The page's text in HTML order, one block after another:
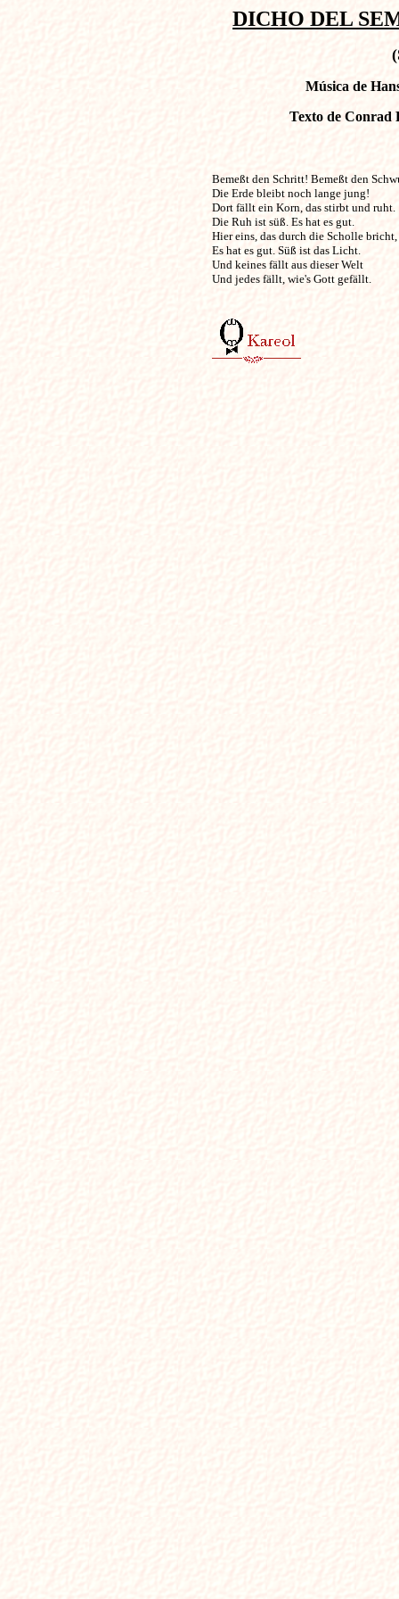
DICHO DEL
Música de
Texto de Conrad
Bemeßt den Schritt! Bemeßt den
Die Erde bleibt noch lange jung!
Dort fällt ein Korn, das stirbt und ruht.
Die Ruh ist süß. Es hat es gut.
Hier eins, das durch die Scholle bricht,
Es hat es gut. Süß ist das Licht.
Und keines fällt aus dieser Welt
Und jedes fällt, wie's Gott gefällt.